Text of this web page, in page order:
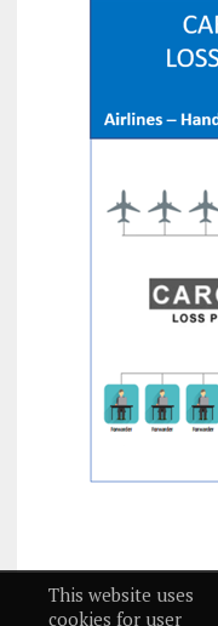
This website uses
cookies for user